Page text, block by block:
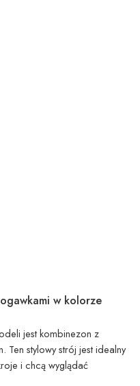
w kolorze
jest kombinezon z
Ten stylowy strój jest idealny
i chcą wyglądać